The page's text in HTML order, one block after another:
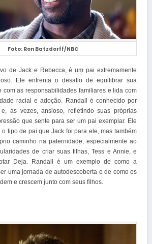
Foto: Ron Batzdorff/NBC
de Jack e Rebecca, é um pai extremamente
Ele enfrenta o desafio de equilibrar sua
com as responsabilidades familiares e lida com
racial e adoção. Randall é conhecido por
às vezes, ansioso, refletindo suas próprias
que sente para ser um pai exemplar. Ele
o tipo de pai que Jack foi para ele, mas também
caminho na paternidade, especialmente ao
de criar suas filhas, Tess e Annie, e
Deja. Randall é um exemplo de como a
uma jornada de autodescoberta e de como os
e crescem junto com seus filhos.